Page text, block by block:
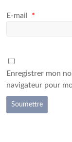
E-mail *
Enregistrer mon
navigateur pour